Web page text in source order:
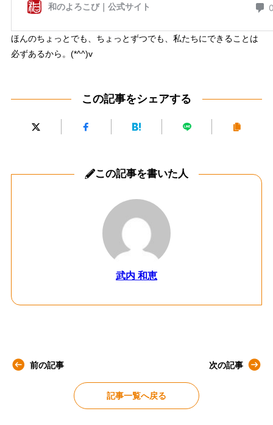
ほんのちょっとでも、ちょっとずつでも、私たちにできることは
必ずあるから。(*^^)v
この記事をシェアする
この記事を書いた人
武内 和恵
前の記事
記事一覧へ戻る
次の記事